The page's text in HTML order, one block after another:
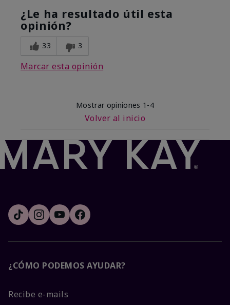
¿Le ha resultado útil esta
opinión?
33 3
Marcar esta opinión
Mostrar opiniones 1-4
Volver al inicio
¿CÓMO PODEMOS AYUDAR?
Recibe e-mails